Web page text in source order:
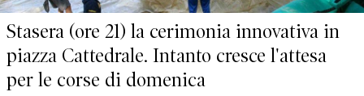
Stasera (ore 21) la cerimonia innovativa in
piazza Cattedrale. Intanto cresce l'attesa
per le corse di domenica